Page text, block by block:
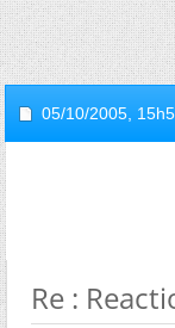
05/10/2005,
Re :